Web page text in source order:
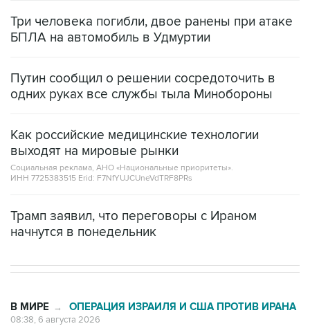
Три человека погибли, двое ранены при атаке
БПЛА на автомобиль в Удмуртии
Путин сообщил о решении сосредоточить в
одних руках все службы тыла Минобороны
Как российские медицинские технологии
выходят на мировые рынки
Социальная реклама, АНО «Национальные приоритеты».
ИНН 7725383515 Erid: F7NfYUJCUneVdTRF8PRs
Трамп заявил, что переговоры с Ираном
начнутся в понедельник
В МИРЕ → ОПЕРАЦИЯ ИЗРАИЛЯ И США ПРОТИВ ИРАНА
08:38, 6 августа 2026